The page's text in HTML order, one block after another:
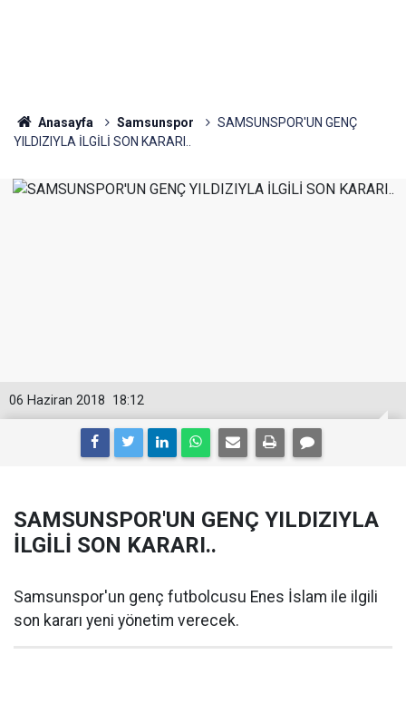
Anasayfa Samsunspor
SAMSUNSPOR'UN GENÇ
YILDIZIYLA İLGİLİ SON KARARI..
18:12
06 Haziran 2018
SAMSUNSPOR'UN GENÇ YILDIZIYLA
İLGİLİ SON KARARI..
Samsunspor'un genç futbolcusu Enes İslam ile ilgili
son kararı yeni yönetim verecek.